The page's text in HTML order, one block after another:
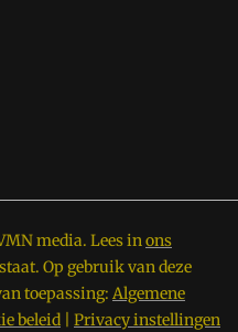
media. Lees inons
Op gebruik van deze
toepassing: Algemene
beleid Privacy instellingen